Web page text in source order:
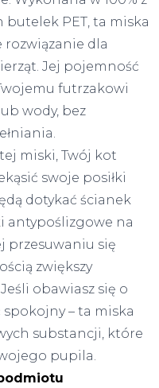
PET, ta miska
dla
Jej pojemność
futrzakowi
wody, bez
miski, Twój kot
swoje posiłki
dotykać ścianek
antypoślizgowe na
przesuwaniu się
zwiększy
obawiasz się o
spokojny – ta miska
substancji, które
pupila.